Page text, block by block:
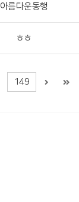
아름다운동행
ㅎㅎ
149